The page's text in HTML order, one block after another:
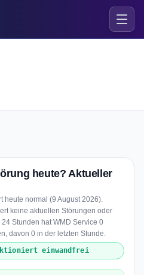
heute? Aktueller
heute normal (9 August 2026).
keine aktuellen Störungen oder
Stunden hat WMD Service 0
davon 0 in der letzten Stunde.
einwandfrei